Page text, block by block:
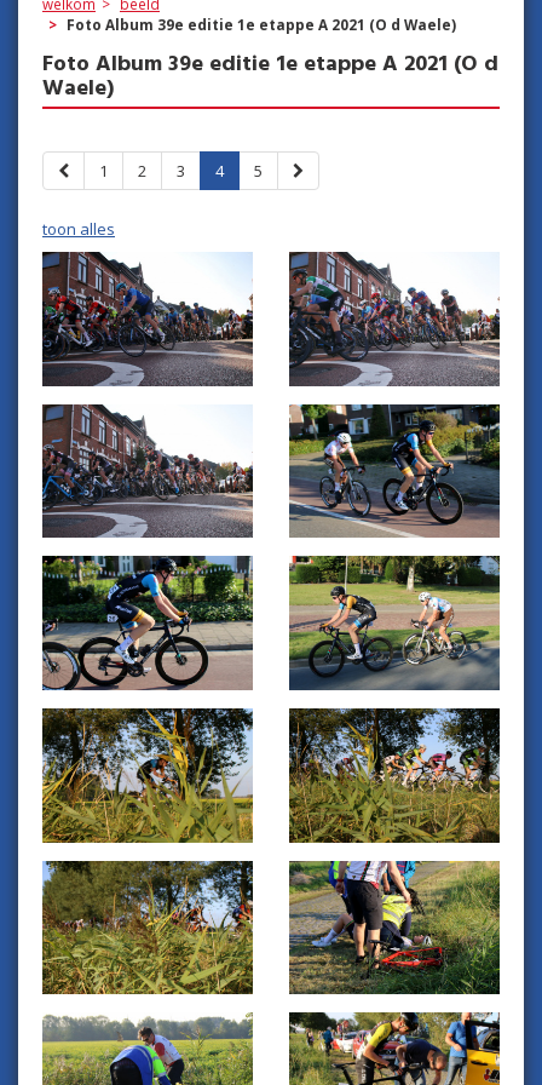
Foto Album 39e editie 1e etappe A 2021 (O d Waele)
Foto Album 39e editie 1e etappe A 2021 (O d
Waele)
1 2 3 4 5
toon alles